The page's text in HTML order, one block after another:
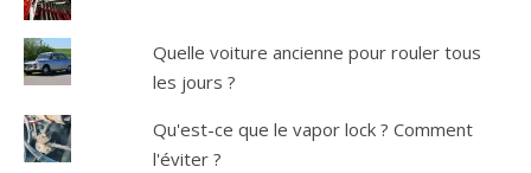
Quelle voiture ancienne pour rouler tous
les jours ?
Qu'est-ce que le vapor lock ? Comment
l'éviter ?